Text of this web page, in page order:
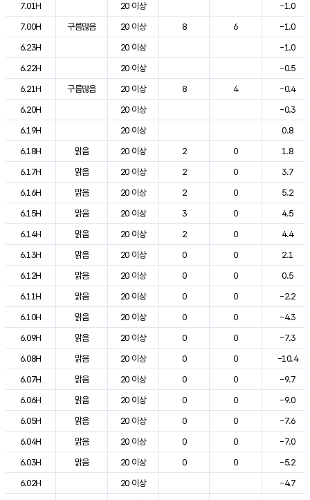
7.01H
20 이상
-1.0
7.00H
구름많음 20 이상 8 6
-1.0
6.23H
20 이상
-1.0
6.22H
20 이상
-0.5
6.21H
구름많음 20 이상 8 4
-0.4
6.20H
20 이상
-0.3
6.19H
20 이상
0.8
6.18H
맑음 20 이상 2 0
1.8
6.17H
맑음 20 이상 2 0
3.7
6.16H
맑음 20 이상 2 0
5.2
6.15H
맑음 20 이상 3 0
4.5
6.14H
맑음 20 이상 2 0
4.4
6.13H
맑음 20 이상 0 0
2.1
6.12H
맑음 20 이상 0 0
0.5
6.11H
맑음 20 이상 0 0
-2.2
6.10H
맑음 20 이상 0 0
-4.3
6.09H
맑음 20 이상 0 0
-7.3
6.08H
맑음 20 이상 0 0
-10.4
6.07H
맑음 20 이상 0 0
-9.7
6.06H
맑음 20 이상 0 0
-9.0
6.05H
맑음 20 이상 0 0
-7.6
6.04H
맑음 20 이상 0 0
-7.0
6.03H
맑음 20 이상 0 0
-5.2
6.02H
20 이상
-4.7